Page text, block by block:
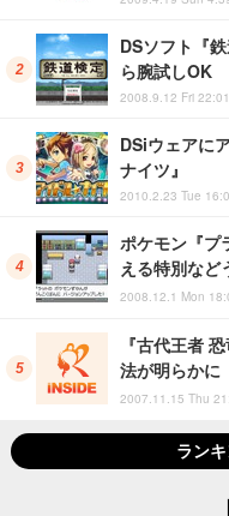
DSソフト『
ら腕試しOK
2008.9.12 Fri 22:01
DSiウェアに
ナイツ』
2010.2.23 Tue
ポケモン『プ
える特別など
2008.12.1 Mon
『古代王者
法が明らかに
2007.11.15 Thu
ラン